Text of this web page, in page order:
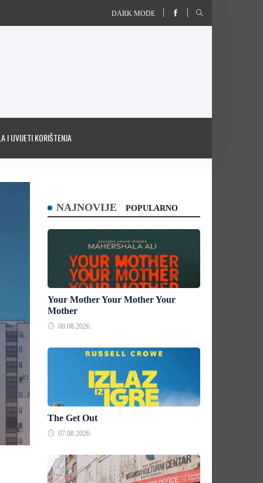
DARK MODE
I UVIJETI KORIŠTENJA
NAJNOVIJE POPULARNO
Your Mother Your Mother Your
Mother
08.08.2026.
The Get Out
07.08.2026.